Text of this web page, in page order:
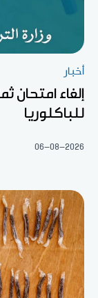
أخبار
إلغاء امتحان
للباكلوريا
06-08-2026